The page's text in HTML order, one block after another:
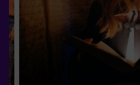
opción de contratar a un
la aventura, consúltanos las